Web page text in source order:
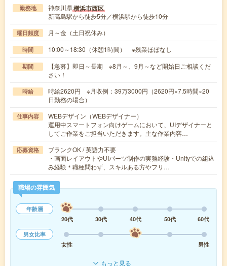
勤務地 神奈川県横浜市西区
新高島駅から徒歩5分／横浜駅から徒歩10分
曜日頻度 月～金（土日祝休み）
時間 10:00～18:30（休憩1時間） ※残業ほぼなし
期間
【急募】即日～長期 ※8月～、9月～など開始日ご相談くだ
さい！
時給
時給2620円 ※月収例：39万3000円（2620円×7.5時間×20
日勤務の場合）
仕事内容
WEBデザイン（WEBデザイナー）
運用中スマートフォン向けゲームにおいて、UIデザイナーと
してご作業をご担当いただきます。主な作業内容…
応募資格
ブランクOK / 英語力不要
・画面レイアウトやUIパーツ制作の実務経験・Unityでの組込
み経験＊職種問わず、スキルある方やフリ…
職場の雰囲気
年齢層
20代
30代 40代 50代
60代
男女比率
女性
男性
もっと見る